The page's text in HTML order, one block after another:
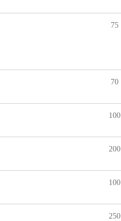
75
70
100
200
100
250